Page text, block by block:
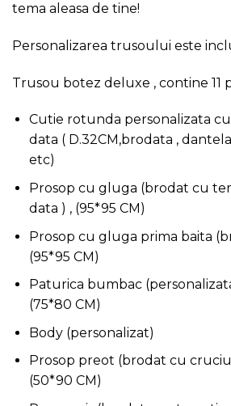
tema aleasa de tine!
Personalizarea trusoului este
Trusou botez deluxe , contine 11
Cutie rotunda personalizata
data ( D.32CM,brodata ,
etc)
Prosop cu gluga (brodat cu
data ) , (95*95 CM)
Prosop cu gluga prima baita
(95*95 CM)
Paturica bumbac
(75*80 CM)
Body (personalizat)
Prosop preot (brodat cu
(50*90 CM)